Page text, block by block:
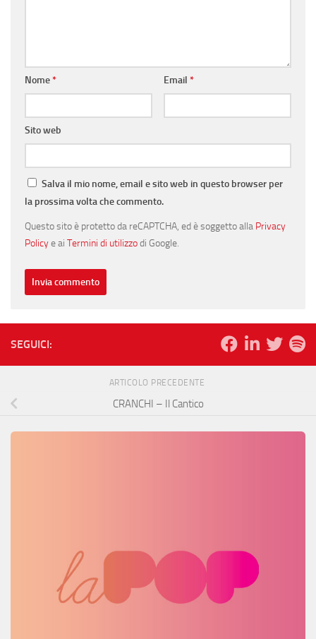
Nome* Email *
Sito web
Salva il mio nome, email e sito web in questo browser per
la prossima volta che commento.
Questo sito è protetto da reCAPTCHA, ed è soggetto alla Privacy
Policye ai Termini di utilizzodi Google.
SEGUICI:
ARTICOLO PRECEDENTE
CRANCHI – Il Cantico